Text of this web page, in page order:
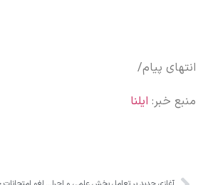
انتهای پیام/
منبع خبر: ایلنا